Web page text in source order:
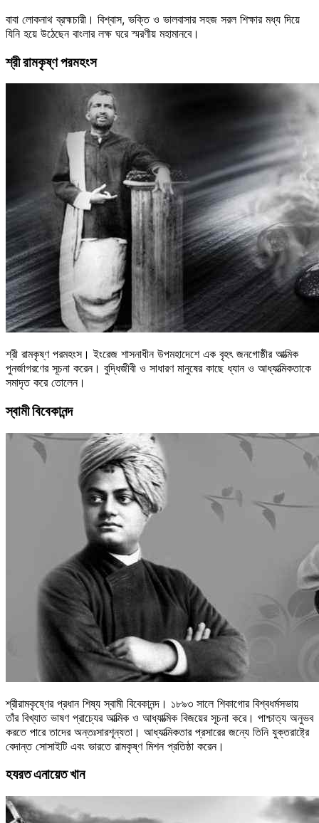
বাবা লোকনাথ ব্রহ্মচারী। বিশ্বাস, ভক্তি ও ভালবাসার সহজ সরল শিক্ষার মধ্য দিয়ে
যিনি হয়ে উঠেছেন বাংলার লক্ষ ঘরে স্মরণীয় মহামানবে।
শ্রী রামকৃষ্ণ পরমহংস
শ্রী রামকৃষ্ণ পরমহংস। ইংরেজ শাসনাধীন উপমহাদেশে এক বৃহৎ জনগোষ্ঠীর আত্মিক
পুনর্জাগরণের সূচনা করেন। বুদ্ধিজীবী ও সাধারণ মানুষের কাছে ধ্যান ও আধ্যাত্মিকতাকে
সমাদৃত করে তোলেন।
স্বামী বিবেকানন্দ
শ্রীরামকৃষ্ণের প্রধান শিষ্য স্বামী বিবেকানন্দ। ১৮৯৩ সালে শিকাগোর বিশ্বধর্মসভায়
তাঁর বিখ্যাত ভাষণ প্রাচ্যের আত্মিক ও আধ্যাত্মিক বিজয়ের সূচনা করে। পাশ্চাত্য অনুভব
করতে পারে তাদের অন্তঃসারশূন্যতা। আধ্যাত্মিকতার প্রসারের জন্যে তিনি যুক্তরাষ্ট্রে
বেদান্ত সোসাইটি এবং ভারতে রামকৃষ্ণ মিশন প্রতিষ্ঠা করেন।
হযরত এনায়েত খান